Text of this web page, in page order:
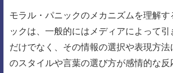
モラル・パニックのメカニズムを理解
ックは、一般的にはメディアによって
だけでなく、その情報の選択や表現方
のスタイルや言葉の選び方が感情的な